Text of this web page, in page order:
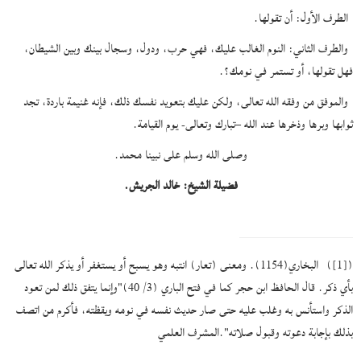
الطرف الأول: أن تقولها.
والطرف الثاني: النوم الغالب عليك، فهي حرب، ودول، وسجال بينك وبين الشيطان،
فهل تقولها، أو تستمر في نومك؟.
والموفق من وفقه الله تعالى، ولكن عليك بتعويد نفسك ذلك، فإنه غنيمة باردة، تجد
ثوابها وبرها وذخرها عند الله –تبارك وتعالى- يوم القيامة.
وصلى الله وسلم على نبينا محمد.
فضيلة الشيخ: خالد الجريش.
(
[1]
) البخاري(1154). ومعنى (تعار) انتبه وهو يسبح أو يستغفر أو يذكر الله تعالى
بأي ذكر. قال الحافظ ابن حجر كما في فتح الباري (3/ 40)"وإنما يتفق ذلك لمن تعود
الذكر واستأنس به وغلب عليه حتى صار حديث نفسه في نومه ويقظته، فأكرم من اتصف
بذلك بإجابة دعوته وقبول صلاته".المشرف العلمي